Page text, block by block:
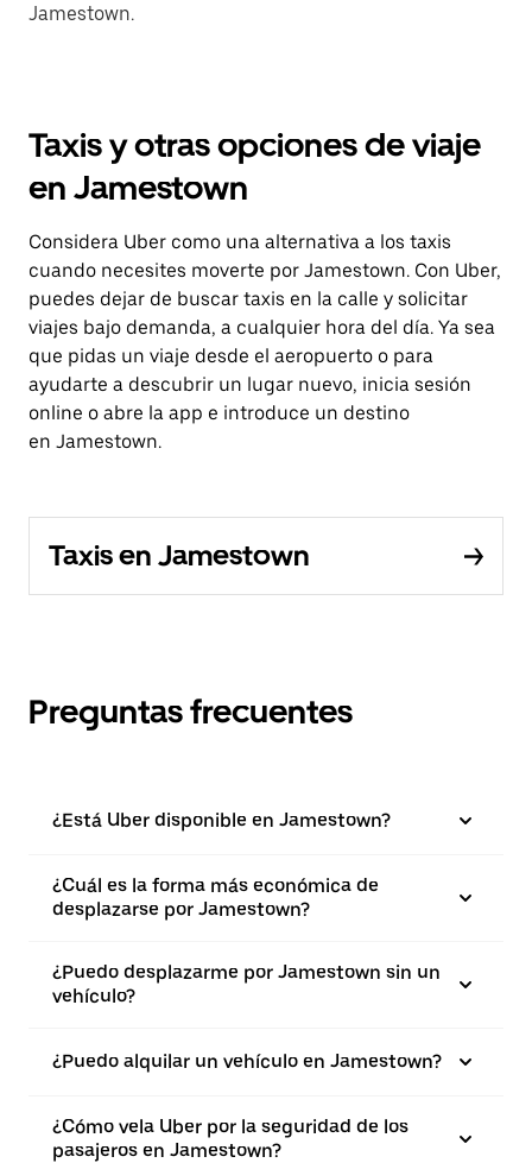
Jamestown.
Taxis y otras opciones de viaje
en Jamestown
Considera Uber como una alternativa a los taxis
cuando necesites moverte por Jamestown. Con Uber,
puedes dejar de buscar taxis en la calle y solicitar
viajes bajo demanda, a cualquier hora del día. Ya sea
que pidas un viaje desde el aeropuerto o para
ayudarte a descubrir un lugar nuevo, inicia sesión
online o abre la app e introduce un destino
en Jamestown.
Taxis en Jamestown
Preguntas frecuentes
¿Está Uber disponible en Jamestown?
¿Cuál es la forma más económica de
desplazarse por Jamestown?
¿Puedo desplazarme por Jamestown sin un
vehículo?
¿Puedo alquilar un vehículo en Jamestown?
¿Cómo vela Uber por la seguridad de los
pasajeros en Jamestown?